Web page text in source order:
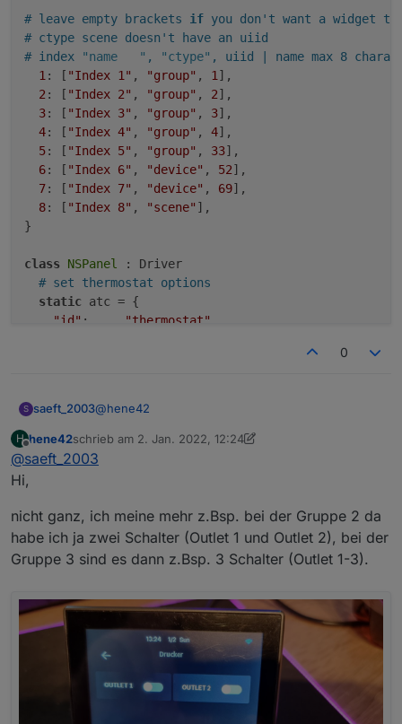
# leave empty brackets if you don't want a widget
# ctype scene doesn't have an uiid
# index
"name   " , "ctype" , uiid | name max 8
1 : [ "Index 1" , "group" , 1 ],
2 : [ "Index 2" , "group" , 2],
3: [ "Index 3" , "group" , 3],
4: [ "Index 4" , "group" , 4],
5: [ "Index 5" , "group" , 33],
6: [ "Index 6" , "device" , 52],
7: [ "Index 7" , "device" , 69],
8: [ "Index 8" , "scene" ],
}
class NSPanel
: Driver
# set thermostat options
static atc = {
"id" : "thermostat"
0
S saeft_2003@hene42
Zu 1 und 2 kann ich momentan nichts sagen.
Meinst du bei 3 den Name Index <zahl>? Das
# ctype scene doesn't have an uiid
# index "name   ", "ctype", uiid | name
  1: ["Index 1", "group", 1],
  2: ["Index 2", "group", 2],
  4: ["Index 4", "group", 4],
  5: ["Index 5", "group", 33],
  6: ["Index 6", "device", 52],
  7: ["Index 7", "device", 69],
  8: ["Index 8", "scene"],
H
Offline
hene42schrieb am 2. Jan. 2022, 12:24
zuletzt editiert von hene421. Feb. 2022, 13:26
@saeft_2003
Hi,
nicht ganz, ich meine mehr z.Bsp. bei der Gruppe 2 da
habe ich ja zwei Schalter (Outlet 1 und Outlet 2), bei der
Gruppe 3 sind es dann z.Bsp. 3 Schalter (Outlet 1-3).